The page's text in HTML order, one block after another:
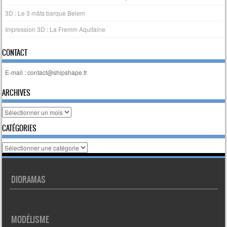
3D : Le 3 mâts barque Belem
Impression 3D : La Fremm Aquitaine
CONTACT
E-mail : contact@shipshape.fr
ARCHIVES
Archives
CATÉGORIES
Catégories
DIORAMAS
MODÉLISME